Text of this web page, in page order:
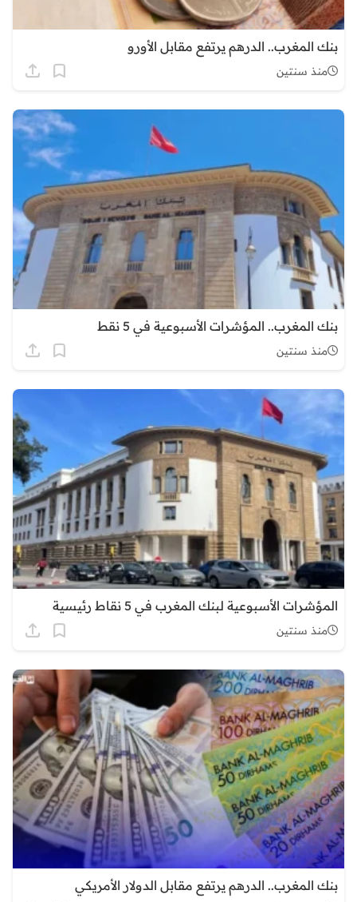
بنك المغرب.. الدرهم يرتفع مقابل الأورو
منذ سنتين
بنك المغرب.. المؤشرات الأسبوعية في 5 نقط
منذ سنتين
المؤشرات الأسبوعية لبنك المغرب في 5 نقاط رئيسية
منذ سنتين
بنك المغرب.. الدرهم يرتفع مقابل الدولار الأمريكي